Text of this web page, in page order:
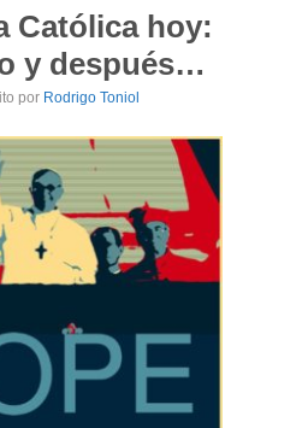
Católica hoy:
y después…
por Rodrigo Toniol